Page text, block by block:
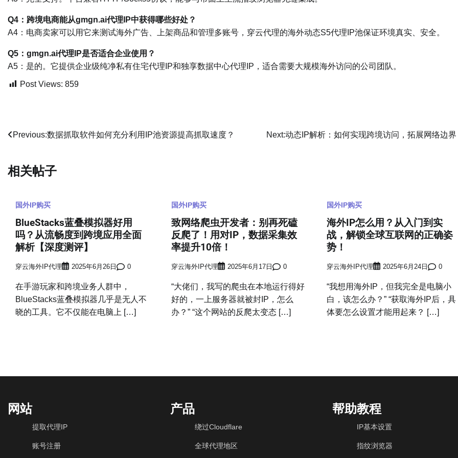
Q4：跨境电商能从gmgn.ai代理IP中获得哪些好处？
A4：电商卖家可以用它来测试海外广告、上架商品和管理多账号，穿云代理的海外动态S5代理IP池保证环境真实、安全。
Q5：gmgn.ai代理IP是否适合企业使用？
A5：是的。它提供企业级纯净私有住宅代理IP和独享数据中心代理IP，适合需要大规模海外访问的公司团队。
Post Views: 859
文
导
Previous:数据抓取软件如何充分利用IP池资源提高抓取速度？ Next:动态IP解析：如何实现跨境访问，拓展网络边界
相关帖子
国外IP购买
BlueStacks蓝叠模拟器好用
吗？从流畅度到跨境应用全面
解析【深度测评】
穿云海外IP代理 2025年6月26日 0
在手游玩家和跨境业务人群中，
BlueStacks蓝叠模拟器几乎是无人不
晓的工具。它不仅能在电脑上 […]
国外IP购买
致网络爬虫开发者：别再死磕
反爬了！用对IP，数据采集效
率提升10倍！
穿云海外IP代理 2025年6月17日 0
“大佬们，我写的爬虫在本地运行得好
好的，一上服务器就被封IP，怎么
办？” “这个网站的反爬太变态 […]
国外IP购买
海外IP怎么用？从入门到实
战，解锁全球互联网的正确姿
势！
穿云海外IP代理 2025年6月24日 0
“我想用海外IP，但我完全是电脑小
白，该怎么办？” “获取海外IP后，具
体要怎么设置才能用起来？ […]
网站
提取代理IP
账号注册
产品
绕过Cloudflare
全球代理地区
帮助教程
IP基本设置
指纹浏览器